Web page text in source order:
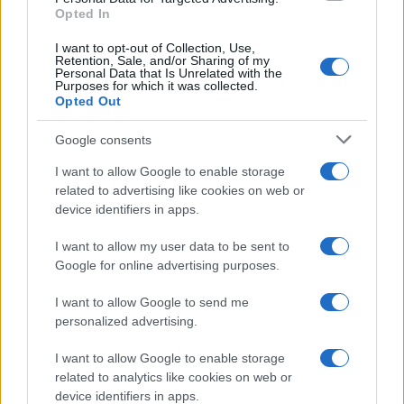
Opted In
I want to opt-out of Collection, Use,
Retention, Sale, and/or Sharing of my
Personal Data that Is Unrelated with the
Purposes for which it was collected.
Opted Out
Google consents
I want to allow Google to enable storage
related to advertising like cookies on web or
device identifiers in apps.
I want to allow my user data to be sent to
Google for online advertising purposes.
I want to allow Google to send me
personalized advertising.
I want to allow Google to enable storage
related to analytics like cookies on web or
device identifiers in apps.
Syndication
Globalscience
Globalsport
Culture
GiULia